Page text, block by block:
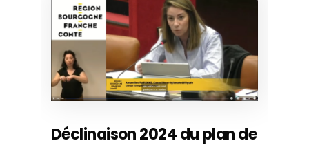
Déclinaison 2024 du plan de